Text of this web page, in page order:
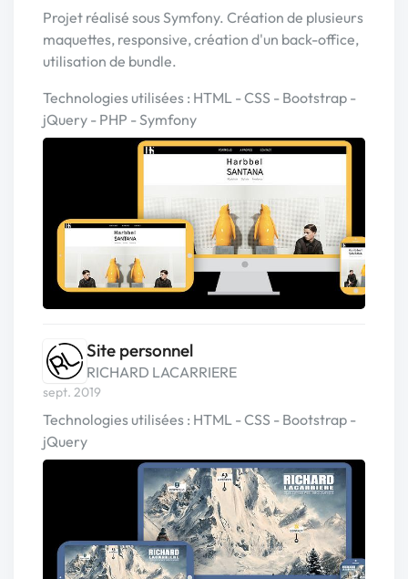
Projet réalisé sous Symfony. Création de plusieurs
maquettes, responsive, création d'un back-office,
utilisation de bundle.
Technologies utilisées : HTML - CSS - Bootstrap -
jQuery - PHP - Symfony
Site personnel
RICHARD LACARRIERE
sept. 2019
Technologies utilisées : HTML - CSS - Bootstrap -
jQuery